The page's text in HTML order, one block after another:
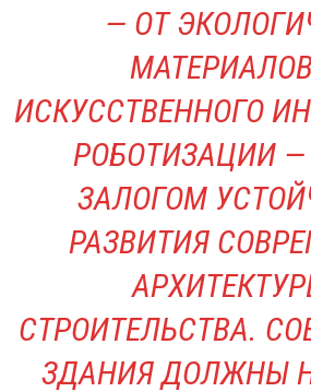
— ОТ
ИСКУССТВЕННОГО
РОБОТИЗАЦИИ —
ЗАЛОГОМ
РАЗВИТИЯ
СТРОИТЕЛЬСТВА.
ЗДАНИЯ ДОЛЖНЫ